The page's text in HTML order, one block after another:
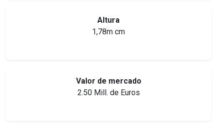
Altura
1,78m cm
Valor de mercado
2.50 Mill. de Euros